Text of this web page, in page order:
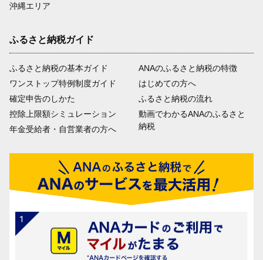
沖縄エリア
ふるさと納税ガイド
ふるさと納税の基本ガイド
ワンストップ特例制度ガイド
確定申告のしかた
控除上限額シミュレーション
年金受給者・自営業者の方へ
ANAのふるさと納税の特徴
はじめての方へ
ふるさと納税の流れ
動画でわかるANAのふるさと
納税